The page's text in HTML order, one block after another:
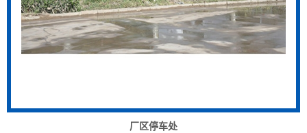
厂区停车处